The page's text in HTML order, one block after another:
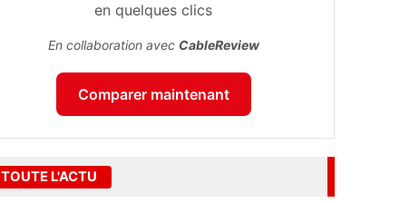
en quelques clics
En collaboration avec CableReview
Comparer maintenant
TOUTE L'ACTU